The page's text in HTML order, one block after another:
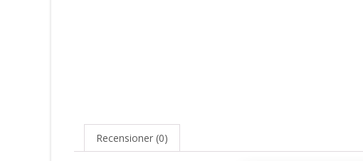
Recensioner (0)